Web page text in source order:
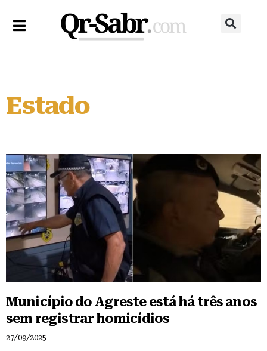
Estado
Município do Agreste está há três anos
sem registrar homicídios
27/09/2025